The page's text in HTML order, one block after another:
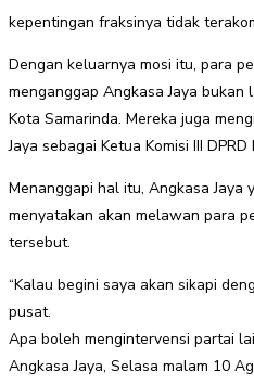
kepentingan fraksinya tidak
Dengan keluarnya mosi itu, para
menganggap Angkasa Jaya bukan
Kota Samarinda. Mereka juga
Jaya sebagai Ketua Komisi III
Menanggapi hal itu, Angkasa Jaya
menyatakan akan melawan para
tersebut.
“Kalau begini saya akan sikapi
pusat.
Apa boleh mengintervensi partai
Angkasa Jaya, Selasa malam 10